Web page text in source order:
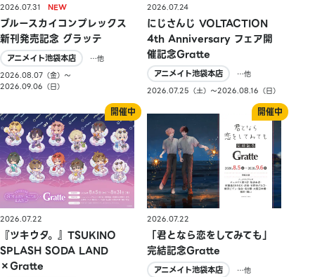
2026.07.31
ブルースカイコンプレックス
新刊発売記念 グラッテ
アニメイト池袋本店
…他
2026.08.07（金）〜
2026.09.06（日）
2026.07.24
にじさんじ VOLTACTION
4th Anniversary フェア開
催記念Gratte
アニメイト池袋本店
…他
2026.07.25（土）〜2026.08.16（日）
2026.07.22
『ツキウタ。』TSUKINO
SPLASH SODA LAND
×Gratte
2026.07.22
「君となら恋をしてみても」
完結記念Gratte
アニメイト池袋本店
…他